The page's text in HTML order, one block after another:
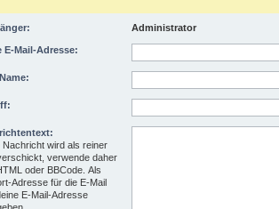
Administrator
E-Mail-Adresse:
Nachricht wird als reiner
verwende daher
oder BBCode. Als
Adresse für die E-Mail
E-Mail-Adresse